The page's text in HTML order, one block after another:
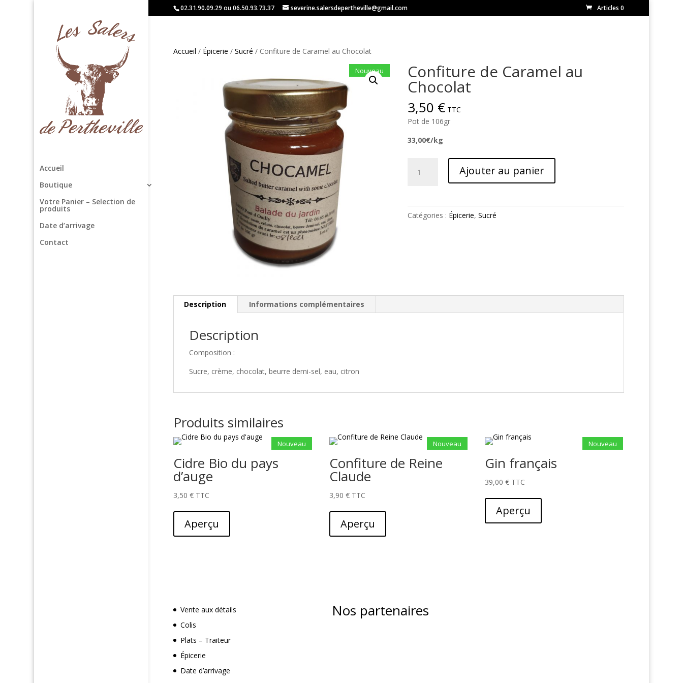
02.31.90.09.29 ou 06.50.93.73.37 severine.salersdepertheville@gmail.com Articles 0
Accueil
Boutique
Votre Panier – Selection de
produits
Date d’arrivage
Contact
Accueil / Épicerie /Sucré / Confiture de Caramel au Chocolat
Nouveau Confiture de Caramel au
Chocolat
3,50 €
Pot de 106gr
33,00€/kg
Caramel
Ajouter au panier
Catégories : Épicerie,Sucré
Description Informations complémentaires
Description
Composition :
Sucre, crème, chocolat, beurre demi-sel, eau, citron
Produits similaires
Nouveau
Cidre Bio du pays
d’auge
3,50€
Aperçu
Nouveau
Confiture de Reine
Claude
3,90 €
Aperçu
Nouveau
Gin français
39,00 €
Aperçu
Vente aux détails
Colis
Plats – Traiteur
Épicerie
Date d’arrivage
Nos partenaires